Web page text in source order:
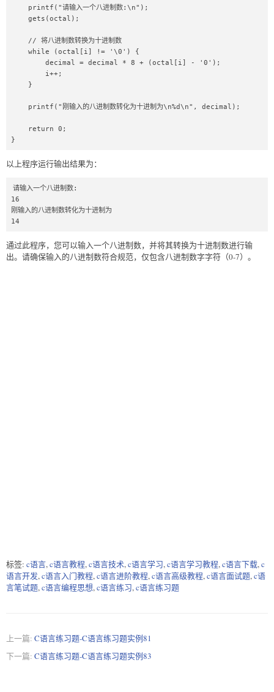
}
以上程序运行输出结果为：
请输入一个八进制数:
16
刚输入的八进制数转化为十进制为
14
通过此程序，您可以输入一个八进制数，并将其转换为十进制数进行输
出。请确保输入的八进制数符合规范，仅包含八进制数字字符（0-7）。
标签: c语言, c语言教程, c语言技术, c语言学习, c语言学习教程, c语言下载, c
语言开发, c语言入门教程, c语言进阶教程, c语言高级教程, c语言面试题, c语
言笔试题, c语言编程思想, c语言练习, c语言练习题
上一篇: C语言练习题-C语言练习题实例81
下一篇: C语言练习题-C语言练习题实例83